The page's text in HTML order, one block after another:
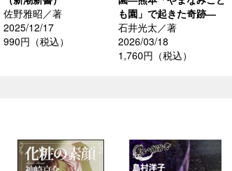
佐野雅昭／著
2025/12/17
990円（税込）
も園」で起きた奇跡―
石井光太／著
2026/03/18
1,760円（税込）